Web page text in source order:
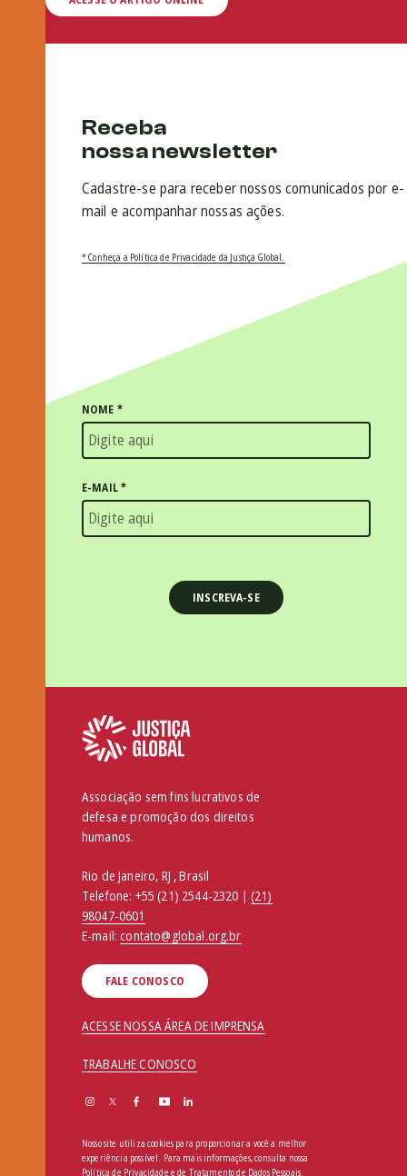
Receba
nossa newsletter
Cadastre-se para receber nossos comunicados por e-
mail e acompanhar nossas ações.
* Conheça a Política de Privacidade da Justiça Global.
NOME *
E-MAIL*
Associação sem fins lucrativos de
defesa e promoção dos direitos
humanos.
Rio de Janeiro, RJ , Brasil
Telefone: +55 (21) 2544-2320 | (21)
98047-0601
E-mail:contato@global.org.br
FALE CONOSCO
ACESSE NOSSA ÁREA DE IMPRENSA
TRABALHE CONOSCO
Nosso site utiliza cookies para proporcionar a você a melhor
experiência possível. Para mais informações, consulta nossa
Política de Privacidade e de Tratamento de Dados Pessoais.